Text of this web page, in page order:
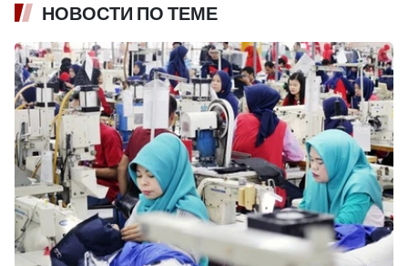
НОВОСТИ ПО ТЕМЕ